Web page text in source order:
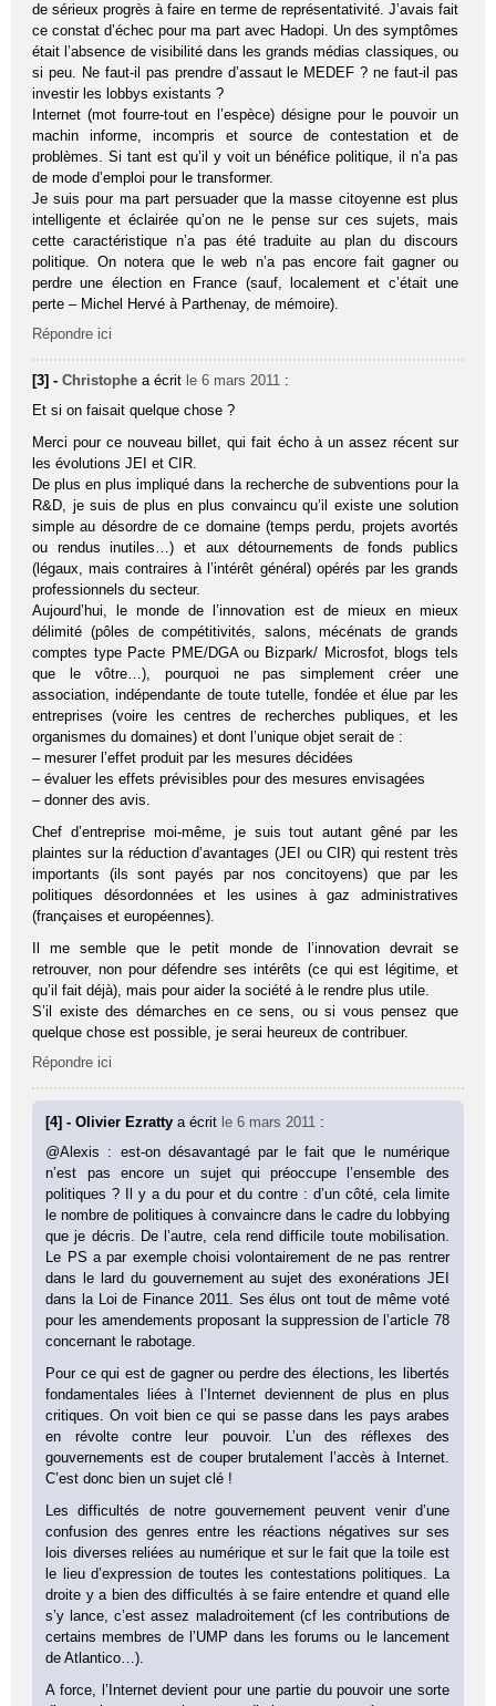
de sérieux progrès à faire en terme de représentativité. J’avais fait
ce constat d’échec pour ma part avec Hadopi. Un des symptômes
était l’absence de visibilité dans les grands médias classiques, ou
si peu. Ne faut-il pas prendre d’assaut le MEDEF ? ne faut-il pas
investir les lobbys existants ?
Internet (mot fourre-tout en l’espèce) désigne pour le pouvoir un
machin informe, incompris et source de contestation et de
problèmes. Si tant est qu’il y voit un bénéfice politique, il n’a pas
de mode d’emploi pour le transformer.
Je suis pour ma part persuader que la masse citoyenne est plus
intelligente et éclairée qu’on ne le pense sur ces sujets, mais
cette caractéristique n’a pas été traduite au plan du discours
politique. On notera que le web n’a pas encore fait gagner ou
perdre une élection en France (sauf, localement et c’était une
perte – Michel Hervé à Parthenay, de mémoire).
Répondre ici
[3] -Christophe a écrit le 6 mars 2011 :
Et si on faisait quelque chose ?
Merci pour ce nouveau billet, qui fait écho à un assez récent sur
les évolutions JEI et CIR.
De plus en plus impliqué dans la recherche de subventions pour la
R&D, je suis de plus en plus convaincu qu’il existe une solution
simple au désordre de ce domaine (temps perdu, projets avortés
ou rendus inutiles…) et aux détournements de fonds publics
(légaux, mais contraires à l’intérêt général) opérés par les grands
professionnels du secteur.
Aujourd’hui, le monde de l’innovation est de mieux en mieux
délimité (pôles de compétitivités, salons, mécénats de grands
comptes type Pacte PME/DGA ou Bizpark/ Microsfot, blogs tels
que le vôtre…), pourquoi ne pas simplement créer une
association, indépendante de toute tutelle, fondée et élue par les
entreprises (voire les centres de recherches publiques, et les
organismes du domaines) et dont l’unique objet serait de :
– mesurer l’effet produit par les mesures décidées
– évaluer les effets prévisibles pour des mesures envisagées
– donner des avis.
Chef d’entreprise moi-même, je suis tout autant gêné par les
plaintes sur la réduction d’avantages (JEI ou CIR) qui restent très
importants (ils sont payés par nos concitoyens) que par les
politiques désordonnées et les usines à gaz administratives
(françaises et européennes).
Il me semble que le petit monde de l’innovation devrait se
retrouver, non pour défendre ses intérêts (ce qui est légitime, et
qu’il fait déjà), mais pour aider la société à le rendre plus utile.
S’il existe des démarches en ce sens, ou si vous pensez que
quelque chose est possible, je serai heureux de contribuer.
Répondre ici
[4] - Olivier Ezrattya écrit le 6 mars 2011 :
@Alexis : est-on désavantagé par le fait que le numérique
n’est pas encore un sujet qui préoccupe l’ensemble des
politiques ? Il y a du pour et du contre : d’un côté, cela limite
le nombre de politiques à convaincre dans le cadre du lobbying
que je décris. De l’autre, cela rend difficile toute mobilisation.
Le PS a par exemple choisi volontairement de ne pas rentrer
dans le lard du gouvernement au sujet des exonérations JEI
dans la Loi de Finance 2011. Ses élus ont tout de même voté
pour les amendements proposant la suppression de l’article 78
concernant le rabotage.
Pour ce qui est de gagner ou perdre des élections, les libertés
fondamentales liées à l’Internet deviennent de plus en plus
critiques. On voit bien ce qui se passe dans les pays arabes
en révolte contre leur pouvoir. L’un des réflexes des
gouvernements est de couper brutalement l’accès à Internet.
C’est donc bien un sujet clé !
Les difficultés de notre gouvernement peuvent venir d’une
confusion des genres entre les réactions négatives sur ses
lois diverses reliées au numérique et sur le fait que la toile est
le lieu d’expression de toutes les contestations politiques. La
droite y a bien des difficultés à se faire entendre et quand elle
s’y lance, c’est assez maladroitement (cf les contributions de
certains membres de l’UMP dans les forums ou le lancement
de Atlantico…).
A force, l’Internet devient pour une partie du pouvoir une sorte